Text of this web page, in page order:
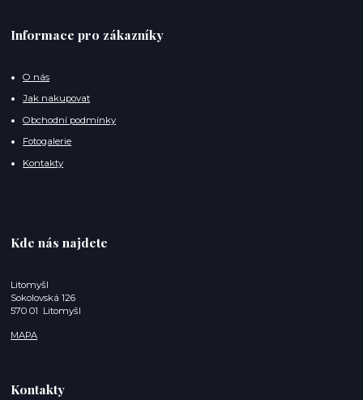
Informace pro zákazníky
O nás
Jak nakupovat
Obchodní podmínky
Fotogalerie
Kontakty
Kde nás najdete
Litomyšl
Sokolovská 126
570 01 Litomyšl
MAPA
Kontakty